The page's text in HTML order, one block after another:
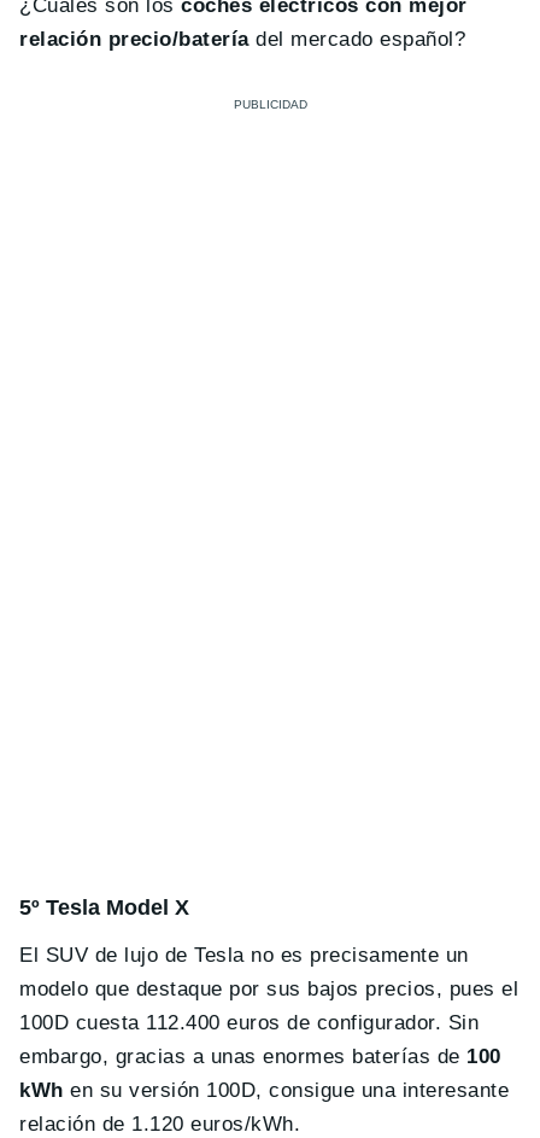
¿Cuáles son loscoches eléctricos con mejor
relación precio/bateríadel mercado español?
5º Tesla Model X
El SUV de lujo de Tesla no es precisamente un
modelo que destaque por sus bajos precios, pues el
100D cuesta 112.400 euros de configurador. Sin
embargo, gracias a unas enormes baterías de 100
kWh en su versión 100D, consigue una interesante
relación de 1.120 euros/kWh.